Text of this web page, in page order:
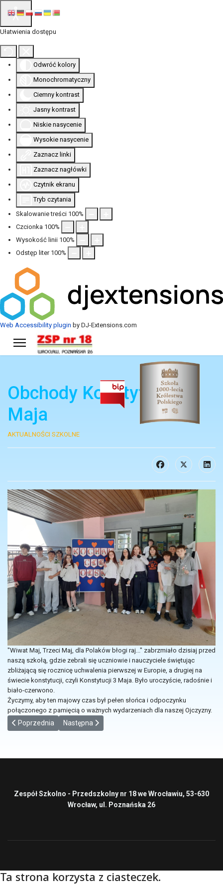
Ułatwienia dostępu
Odwróć kolory
Monochromatyczny
Ciemny kontrast
Jasny kontrast
Niskie nasycenie
Wysokie nasycenie
Zaznacz linki
Zaznacz nagłówki
Czytnik ekranu
Tryb czytania
Skalowanie treści 100%
Czcionka 100%
Wysokość linii 100%
Odstęp liter 100%
Web Accessibility plugin by DJ-Extensions.com
Obchody Konstytucji 3
Maja
AKTUALNOŚCI SZKOLNE
"Wiwat Maj, Trzeci Maj, dla Polaków błogi raj..." zabrzmiało dzisiaj przed
naszą szkołą, gdzie zebrali się uczniowie i nauczyciele świętując
zbliżającą się rocznicę uchwalenia pierwszej w Europie, a drugiej na
świecie konstytucji, czyli Konstytucji 3 Maja. Było uroczyście, radośnie i
biało-czerwono.
Życzymy, aby ten majowy czas był pełen słońca i odpoczynku
połączonego z pamięcią o ważnych wydarzeniach dla naszej Ojczyzny.
Poprzednia strona: Kawiarenka Międzycoolturowa
Poprzednia Następna strona: Sukces ucznia naszej szkoły w
Następna
Zespół Szkolno - Przedszkolny nr 18 we Wrocławiu, 53-630
Wrocław, ul. Poznańska 26
Ta strona korzysta z ciasteczek.